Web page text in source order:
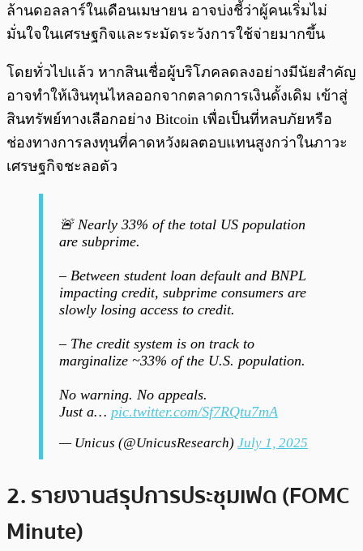
ล้านดอลลาร์ในเดือนเมษายน อาจบ่งชี้ว่าผู้คนเริ่มไม่
มั่นใจในเศรษฐกิจและระมัดระวังการใช้จ่ายมากขึ้น
โดยทั่วไปแล้ว หากสินเชื่อผู้บริโภคลดลงอย่างมีนัยสำคัญ
อาจทำให้เงินทุนไหลออกจากตลาดการเงินดั้งเดิม เข้าสู่
สินทรัพย์ทางเลือกอย่าง Bitcoin เพื่อเป็นที่หลบภัยหรือ
ช่องทางการลงทุนที่คาดหวังผลตอบแทนสูงกว่าในภาวะ
เศรษฐกิจชะลอตัว
🚨 Nearly 33% of the total US population
are subprime.
– Between student loan default and BNPL
impacting credit, subprime consumers are
slowly losing access to credit.
– The credit system is on track to
marginalize ~33% of the U.S. population.
No warning. No appeals.
Just a… pic.twitter.com/Sf7RQtu7mA
— Unicus (@UnicusResearch) July 1, 2025
2. รายงานสรุปการประชุมเฟด (FOMC
Minute)